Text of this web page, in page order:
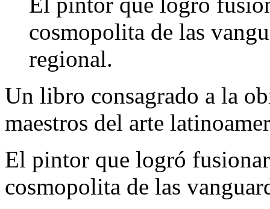
cosmopolita de las
regional.
Un libro consagrado a la
maestros del arte
El pintor que logró
cosmopolita de las